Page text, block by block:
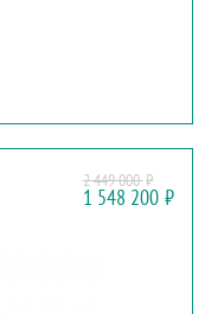
2 449 000₽
1 548 200 ₽